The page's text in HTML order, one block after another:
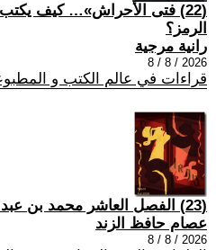
(22) فتى الأحراش»… كيف
الرمز؟
رانية مرجية
2026 / 8 / 8
قراءات في عالم الكتب و
(23) الفصل العاشر محمد بن عبد الوهاب 2
عصام حافظ الزند
2026 / 8 / 8